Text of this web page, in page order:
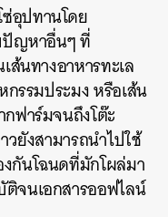
ซ่อุปทานโดย
ปัญหาอื่นๆ ที่
ส้นทางอาหารทะเล
รรมประมง หรือเส้น
ฟาร์มจนถึงโต๊ะ
ยังสามารถนำไปใช้
กันโฉนดที่มักโผล่มา
จนเอกสารออฟไลน์